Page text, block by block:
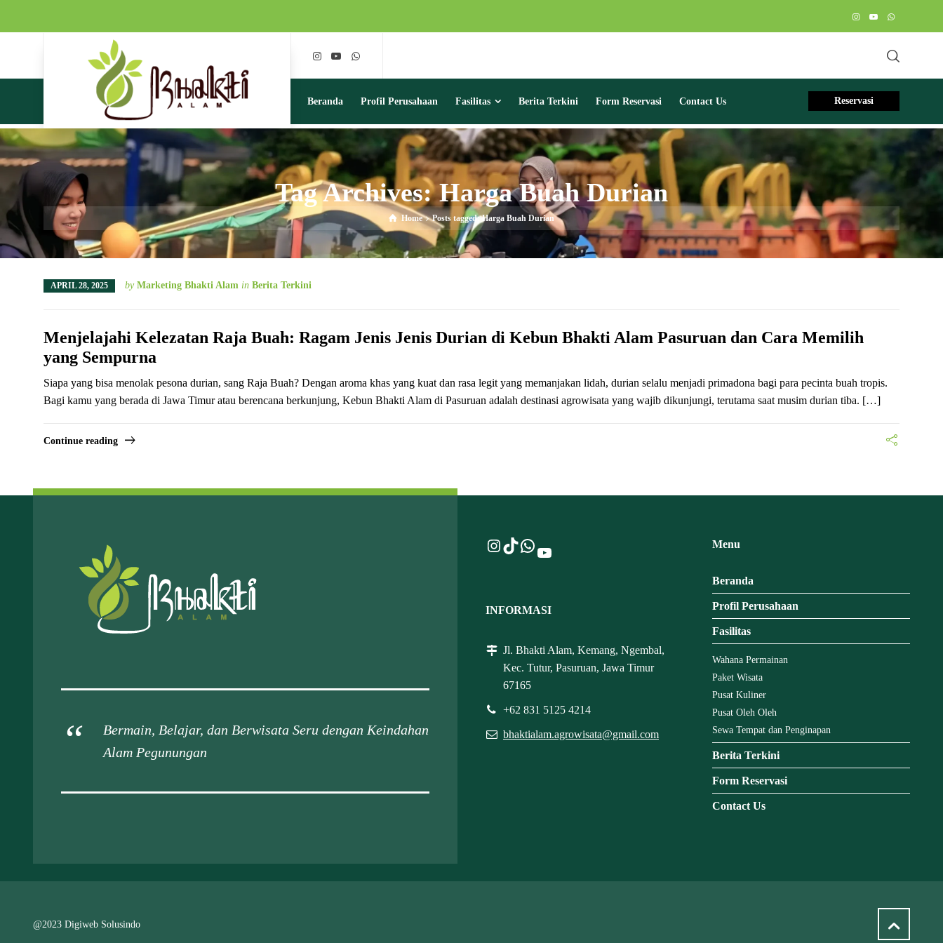
Beranda Profil Perusahaan Fasilitas Berita Terkini Form Reservasi Contact Us Reservasi
Tag Archives: Harga Buah Durian
Home Posts tagged: Harga Buah Durian
APRIL 28, 2025 by Marketing Bhakti Alam in Berita Terkini
Menjelajahi Kelezatan Raja Buah: Ragam Jenis Jenis Durian di Kebun Bhakti Alam Pasuruan dan Cara Memilih
yang Sempurna
Siapa yang bisa menolak pesona durian, sang Raja Buah? Dengan aroma khas yang kuat dan rasa legit yang memanjakan lidah, durian selalu menjadi primadona bagi para pecinta buah tropis.
Bagi kamu yang berada di Jawa Timur atau berencana berkunjung, Kebun Bhakti Alam di Pasuruan adalah destinasi agrowisata yang wajib dikunjungi, terutama saat musim durian tiba. […]
Continue reading
Bermain, Belajar, dan Berwisata Seru dengan Keindahan
Alam Pegunungan
Instagram
TikTok
WhatsApp
YouTube
INFORMASI
Jl. Bhakti Alam, Kemang, Ngembal,
Kec. Tutur, Pasuruan, Jawa Timur
67165
+62 831 5125 4214
bhaktialam.agrowisata@gmail.com
Menu
Beranda
Profil Perusahaan
Fasilitas
Wahana Permainan
Paket Wisata
Pusat Kuliner
Pusat Oleh Oleh
Sewa Tempat dan Penginapan
Berita Terkini
Form Reservasi
Contact Us
@2023 Digiweb Solusindo